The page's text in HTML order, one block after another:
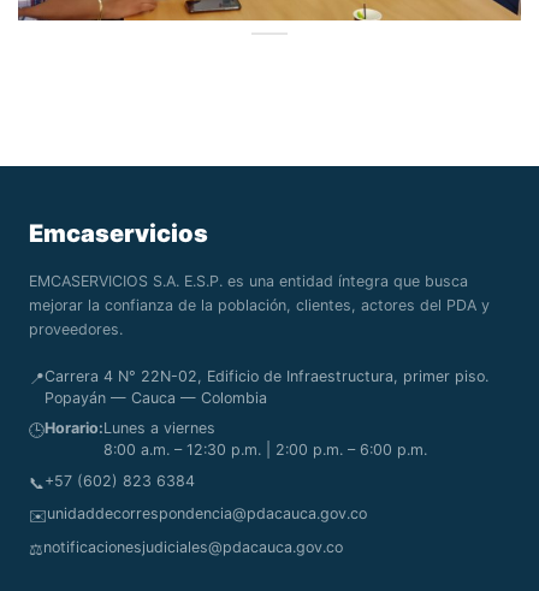
Emcaservicios
EMCASERVICIOS S.A. E.S.P. es una entidad íntegra que busca
mejorar la confianza de la población, clientes, actores del PDA y
proveedores.
📍Carrera 4 N° 22N-02, Edificio de Infraestructura, primer piso.
Popayán — Cauca — Colombia
🕒Horario:Lunes a viernes
8:00 a.m. – 12:30 p.m. | 2:00 p.m. – 6:00 p.m.
📞+57 (602) 823 6384
✉️unidaddecorrespondencia@pdacauca.gov.co
⚖️notificacionesjudiciales@pdacauca.gov.co